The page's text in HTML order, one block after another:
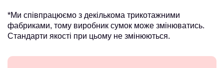
*Ми співпрацюємо з декількома трикотажними
фабриками, тому виробник сумок може змінюватись.
Стандарти якості при цьому не змінюються.